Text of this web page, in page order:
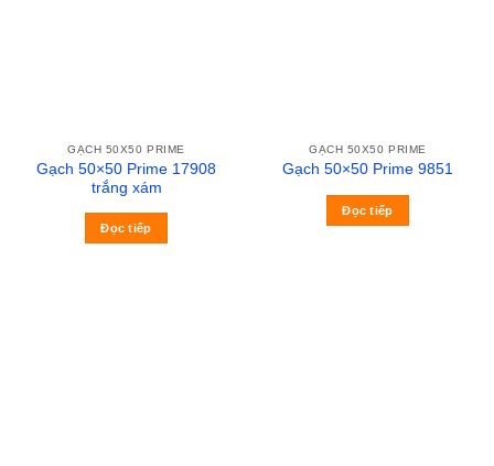
GẠCH 50X50 PRIME
Gạch 50×50 Prime 17908
trắng xám
Đọc tiếp
GẠCH 50X50 PRIME
Gạch 50×50 Prime 9851
Đọc tiếp